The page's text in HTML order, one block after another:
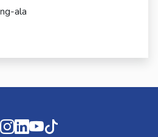
ala
Facebook
Instagram
LinkedIn
Youtube